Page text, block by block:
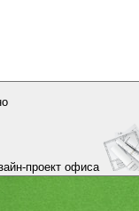
проект офиса